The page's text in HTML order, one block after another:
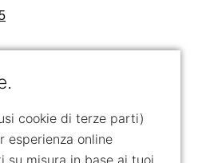
cookie di terze parti)
esperienza online
su misura in base ai tuoi